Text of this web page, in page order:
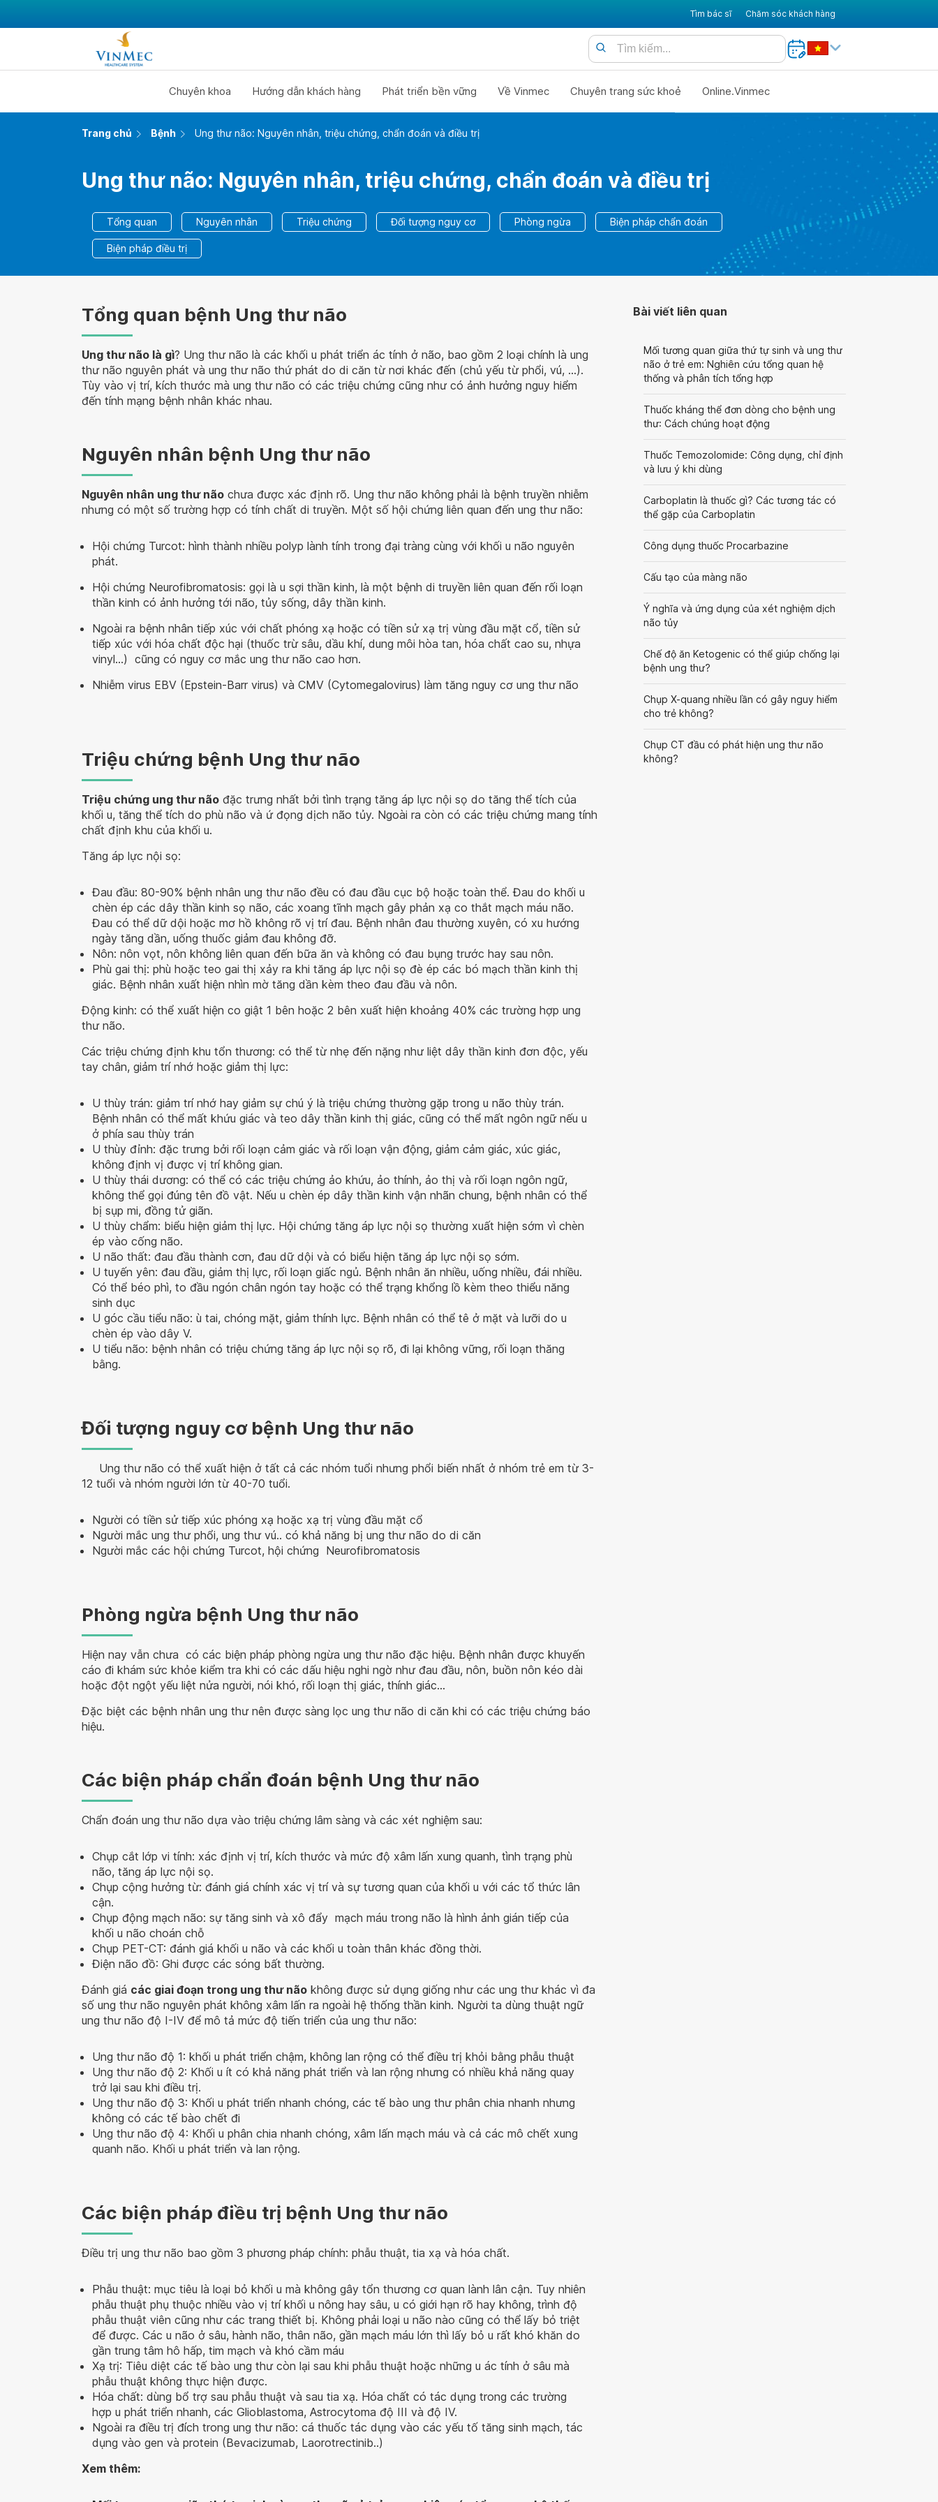
Tìm bác sĩ Chăm sóc khách hàng
Chuyên khoa Hướng dẫn khách hàng Phát triển bền vững Về Vinmec Chuyên trang sức khoẻ Online.Vinmec
Trang chủ Bệnh Ung thư não: Nguyên nhân, triệu chứng, chẩn đoán và điều trị
Ung thư não: Nguyên nhân, triệu chứng, chẩn đoán và điều trị
Tổng quan Nguyên nhân Triệu chứng Đối tượng nguy cơ Phòng ngừa Biện pháp chẩn đoán
Biện pháp điều trị
Tổng quan bệnh Ung thư não
Ung thư não là gì? Ung thư não là các khối u phát triển ác tính ở não, bao gồm 2 loại chính là ung
thư não nguyên phát và ung thư não thứ phát do di căn từ nơi khác đến (chủ yếu từ phổi, vú, …).
Tùy vào vị trí, kích thước mà ung thư não có các triệu chứng cũng như có ảnh hưởng nguy hiểm
đến tính mạng bệnh nhân khác nhau.
Nguyên nhân bệnh Ung thư não
Nguyên nhân ung thư não chưa được xác định rõ. Ung thư não không phải là bệnh truyền nhiễm
nhưng có một số trường hợp có tính chất di truyền. Một số hội chứng liên quan đến ung thư não:
Hội chứng Turcot: hình thành nhiều polyp lành tính trong đại tràng cùng với khối u não nguyên
phát.
Hội chứng Neurofibromatosis: gọi là u sợi thần kinh, là một bệnh di truyền liên quan đến rối loạn
thần kinh có ảnh hưởng tới não, tủy sống, dây thần kinh.
Ngoài ra bệnh nhân tiếp xúc với chất phóng xạ hoặc có tiền sử xạ trị vùng đầu mặt cổ, tiền sử
tiếp xúc với hóa chất độc hại (thuốc trừ sâu, dầu khí, dung môi hòa tan, hóa chất cao su, nhựa
vinyl…) cũng có nguy cơ mắc ung thư não cao hơn.
Nhiễm virus EBV (Epstein-Barr virus) và CMV (Cytomegalovirus) làm tăng nguy cơ ung thư não
Triệu chứng bệnh Ung thư não
Triệu chứng ung thư não đặc trưng nhất bởi tình trạng tăng áp lực nội sọ do tăng thể tích của
khối u, tăng thể tích do phù não và ứ đọng dịch não tủy. Ngoài ra còn có các triệu chứng mang tính
chất định khu của khối u.
Tăng áp lực nội sọ:
Đau đầu: 80-90% bệnh nhân ung thư não đều có đau đầu cục bộ hoặc toàn thể. Đau do khối u
chèn ép các dây thần kinh sọ não, các xoang tĩnh mạch gây phản xạ co thắt mạch máu não.
Đau có thể dữ dội hoặc mơ hồ không rõ vị trí đau. Bệnh nhân đau thường xuyên, có xu hướng
ngày tăng dần, uống thuốc giảm đau không đỡ.
Nôn: nôn vọt, nôn không liên quan đến bữa ăn và không có đau bụng trước hay sau nôn.
Phù gai thị: phù hoặc teo gai thị xảy ra khi tăng áp lực nội sọ đè ép các bó mạch thần kinh thị
giác. Bệnh nhân xuất hiện nhìn mờ tăng dần kèm theo đau đầu và nôn.
Động kinh: có thể xuất hiện co giật 1 bên hoặc 2 bên xuất hiện khoảng 40% các trường hợp ung
thư não.
Các triệu chứng định khu tổn thương: có thể từ nhẹ đến nặng như liệt dây thần kinh đơn độc, yếu
tay chân, giảm trí nhớ hoặc giảm thị lực:
U thùy trán: giảm trí nhớ hay giảm sự chú ý là triệu chứng thường gặp trong u não thùy trán.
Bệnh nhân có thể mất khứu giác và teo dây thần kinh thị giác, cũng có thể mất ngôn ngữ nếu u
ở phía sau thùy trán
U thùy đỉnh: đặc trưng bởi rối loạn cảm giác và rối loạn vận động, giảm cảm giác, xúc giác,
không định vị được vị trí không gian.
U thùy thái dương: có thể có các triệu chứng ảo khứu, ảo thính, ảo thị và rối loạn ngôn ngữ,
không thể gọi đúng tên đồ vật. Nếu u chèn ép dây thần kinh vận nhãn chung, bệnh nhân có thể
bị sụp mi, đồng tử giãn.
U thùy chẩm: biểu hiện giảm thị lực. Hội chứng tăng áp lực nội sọ thường xuất hiện sớm vì chèn
ép vào cống não.
U não thất: đau đầu thành cơn, đau dữ dội và có biểu hiện tăng áp lực nội sọ sớm.
U tuyến yên: đau đầu, giảm thị lực, rối loạn giấc ngủ. Bệnh nhân ăn nhiều, uống nhiều, đái nhiều.
Có thể béo phì, to đầu ngón chân ngón tay hoặc có thể trạng khổng lồ kèm theo thiểu năng
sinh dục
U góc cầu tiểu não: ù tai, chóng mặt, giảm thính lực. Bệnh nhân có thể tê ở mặt và lưỡi do u
chèn ép vào dây V.
U tiểu não: bệnh nhân có triệu chứng tăng áp lực nội sọ rõ, đi lại không vững, rối loạn thăng
bằng.
Đối tượng nguy cơ bệnh Ung thư não
Ung thư não có thể xuất hiện ở tất cả các nhóm tuổi nhưng phổi biến nhất ở nhóm trẻ em từ 3-
12 tuổi và nhóm người lớn từ 40-70 tuổi.
Người có tiền sử tiếp xúc phóng xạ hoặc xạ trị vùng đầu mặt cổ
Người mắc ung thư phổi, ung thư vú.. có khả năng bị ung thư não do di căn
Người mắc các hội chứng Turcot, hội chứng Neurofibromatosis
Phòng ngừa bệnh Ung thư não
Hiện nay vẫn chưa có các biện pháp phòng ngừa ung thư não đặc hiệu. Bệnh nhân được khuyến
cáo đi khám sức khỏe kiểm tra khi có các dấu hiệu nghi ngờ như đau đầu, nôn, buồn nôn kéo dài
hoặc đột ngột yếu liệt nửa người, nói khó, rối loạn thị giác, thính giác…
Đặc biệt các bệnh nhân ung thư nên được sàng lọc ung thư não di căn khi có các triệu chứng báo
hiệu.
Các biện pháp chẩn đoán bệnh Ung thư não
Chẩn đoán ung thư não dựa vào triệu chứng lâm sàng và các xét nghiệm sau:
Chụp cắt lớp vi tính: xác định vị trí, kích thước và mức độ xâm lấn xung quanh, tình trạng phù
não, tăng áp lực nội sọ.
Chụp cộng hưởng từ: đánh giá chính xác vị trí và sự tương quan của khối u với các tổ thức lân
cận.
Chụp động mạch não: sự tăng sinh và xô đẩy mạch máu trong não là hình ảnh gián tiếp của
khối u não choán chỗ
Chụp PET-CT: đánh giá khối u não và các khối u toàn thân khác đồng thời.
Điện não đồ: Ghi được các sóng bất thường.
Đánh giá các giai đoạn trong ung thư não không được sử dụng giống như các ung thư khác vì đa
số ung thư não nguyên phát không xâm lấn ra ngoài hệ thống thần kinh. Người ta dùng thuật ngữ
ung thư não độ I-IV để mô tả mức độ tiến triển của ung thư não:
Ung thư não độ 1: khối u phát triển chậm, không lan rộng có thể điều trị khỏi bằng phẫu thuật
Ung thư não độ 2: Khối u ít có khả năng phát triển và lan rộng nhưng có nhiều khả năng quay
trở lại sau khi điều trị.
Ung thư não độ 3: Khối u phát triển nhanh chóng, các tế bào ung thư phân chia nhanh nhưng
không có các tế bào chết đi
Ung thư não độ 4: Khối u phân chia nhanh chóng, xâm lấn mạch máu và cả các mô chết xung
quanh não. Khối u phát triển và lan rộng.
Các biện pháp điều trị bệnh Ung thư não
Điều trị ung thư não bao gồm 3 phương pháp chính: phẫu thuật, tia xạ và hóa chất.
Phẫu thuật: mục tiêu là loại bỏ khối u mà không gây tổn thương cơ quan lành lân cận. Tuy nhiên
phẫu thuật phụ thuộc nhiều vào vị trí khối u nông hay sâu, u có giới hạn rõ hay không, trình độ
phẫu thuật viên cũng như các trang thiết bị. Không phải loại u não nào cũng có thể lấy bỏ triệt
để được. Các u não ở sâu, hành não, thân não, gần mạch máu lớn thì lấy bỏ u rất khó khăn do
gần trung tâm hô hấp, tim mạch và khó cầm máu
Xạ trị: Tiêu diệt các tế bào ung thư còn lại sau khi phẫu thuật hoặc những u ác tính ở sâu mà
phẫu thuật không thực hiện được.
Hóa chất: dùng bổ trợ sau phẫu thuật và sau tia xạ. Hóa chất có tác dụng trong các trường
hợp u phát triển nhanh, các Glioblastoma, Astrocytoma độ III và độ IV.
Ngoài ra điều trị đích trong ung thư não: cá thuốc tác dụng vào các yếu tố tăng sinh mạch, tác
dụng vào gen và protein (Bevacizumab, Laorotrectinib..)
Xem thêm:
Bài viết liên quan
Mối tương quan giữa thứ tự sinh và ung thư
não ở trẻ em: Nghiên cứu tổng quan hệ
thống và phân tích tổng hợp
Thuốc kháng thể đơn dòng cho bệnh ung
thư: Cách chúng hoạt động
Thuốc Temozolomide: Công dụng, chỉ định
và lưu ý khi dùng
Carboplatin là thuốc gì? Các tương tác có
thể gặp của Carboplatin
Công dụng thuốc Procarbazine
Cấu tạo của màng não
Ý nghĩa và ứng dụng của xét nghiệm dịch
não tủy
Chế độ ăn Ketogenic có thể giúp chống lại
bệnh ung thư?
Chụp X-quang nhiều lần có gây nguy hiểm
cho trẻ không?
Chụp CT đầu có phát hiện ung thư não
không?